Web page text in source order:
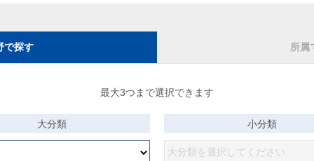
で探す 所属
最大3つまで選択できます
大分類 小分類